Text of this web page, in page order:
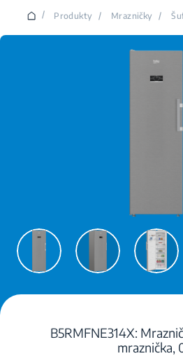
/ Produkty / Mrazničky /
B5RMFNE314X:
mraznička,